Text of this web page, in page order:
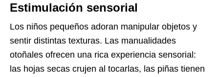
Estimulación sensorial
Los niños pequeños adoran manipular objetos y
sentir distintas texturas. Las manualidades
otoñales ofrecen una rica experiencia sensorial:
las hojas secas crujen al tocarlas, las piñas tienen